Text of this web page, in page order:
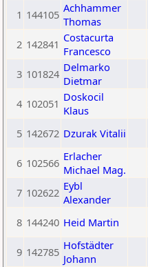
1 144105 Achhammer
Thomas
2 142841 Costacurta
Francesco
3 101824 Delmarko
Dietmar
4 102051 Doskocil
Klaus
5 142672 Dzurak Vitalii
6 102566 Erlacher
Michael Mag.
7 102622 Eybl
Alexander
8 144240 Heid Martin
9 142785 Hofstädter
Johann